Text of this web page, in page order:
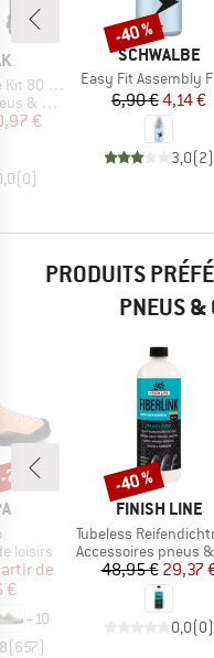
80 mm
à air
réduit
€
(0)
MARQUE
SCHWALBE
Article
Easy Fit Assembly
Prix
6,90 €Prix
4,14 €
3,0(2)
Remise
-40 %
PRODUITS
PNEUS &
loisirs
réduit
de
€
+10
(657)
%
MARQUE
FINISH LINE
Article
Tubeless
Product group
Accessoires pneus & chambres à air
Prix
48,95 €Prix
29,37
0,0(0)
Remise
-40 %